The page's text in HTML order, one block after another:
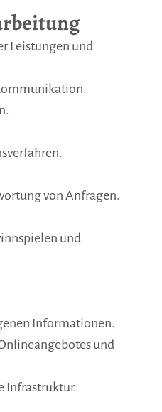
Leistungen und
von Anfragen.
und
Informationen.
und
Infrastruktur.